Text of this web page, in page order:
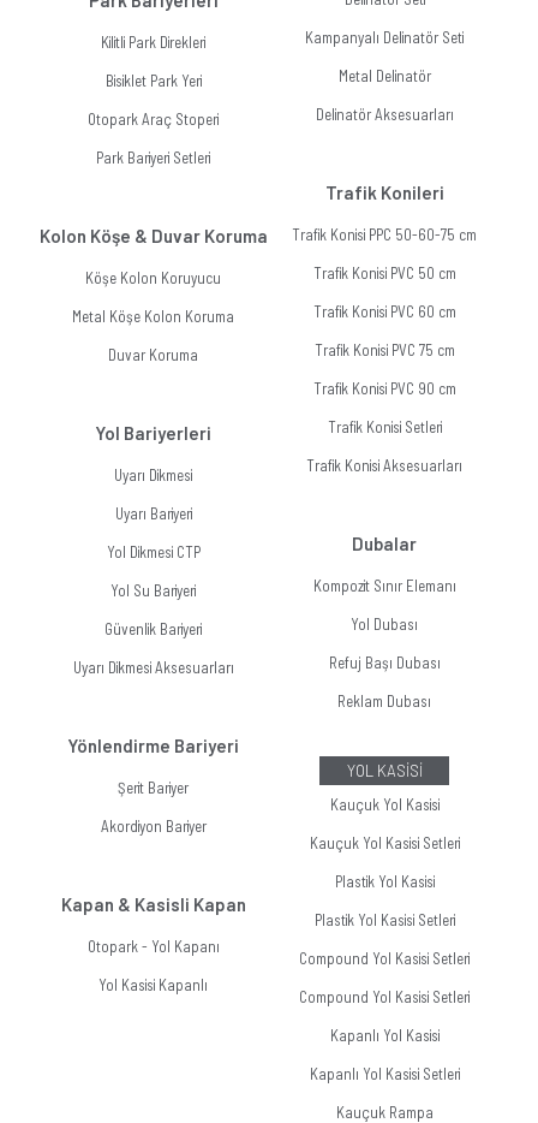
Kilitli Park Direkleri
Bisiklet Park Yeri
Otopark Araç Stoperi
Park Bariyeri Setleri
Kolon Köşe & Duvar Koruma
Köşe Kolon Koruyucu
Metal Köşe Kolon Koruma
Duvar Koruma
Yol Bariyerleri
Uyarı Dikmesi
Uyarı Bariyeri
Yol Dikmesi CTP
Yol Su Bariyeri
Güvenlik Bariyeri
Uyarı Dikmesi Aksesuarları
Yönlendirme Bariyeri
Şerit Bariyer
Akordiyon Bariyer
Kapan & Kasisli Kapan
Otopark - Yol Kapanı
Yol Kasisi Kapanlı
Kampanyalı Delinatör Seti
Metal Delinatör
Delinatör Aksesuarları
Trafik Konileri
Trafik Konisi PPC 50-60-75 cm
Trafik Konisi PVC 50 cm
Trafik Konisi PVC 60 cm
Trafik Konisi PVC 75 cm
Trafik Konisi PVC 90 cm
Trafik Konisi Setleri
Trafik Konisi Aksesuarları
Dubalar
Kompozit Sınır Elemanı
Yol Dubası
Refuj Başı Dubası
Reklam Dubası
YOL KASİSİ
Kauçuk Yol Kasisi
Kauçuk Yol Kasisi Setleri
Plastik Yol Kasisi
Plastik Yol Kasisi Setleri
Compound Yol Kasisi Setleri
Compound Yol Kasisi Setleri
Kapanlı Yol Kasisi
Kapanlı Yol Kasisi Setleri
Kauçuk Rampa